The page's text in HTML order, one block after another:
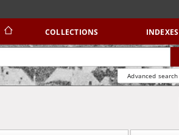
COLLECTIONS INDEXES
Advanced search